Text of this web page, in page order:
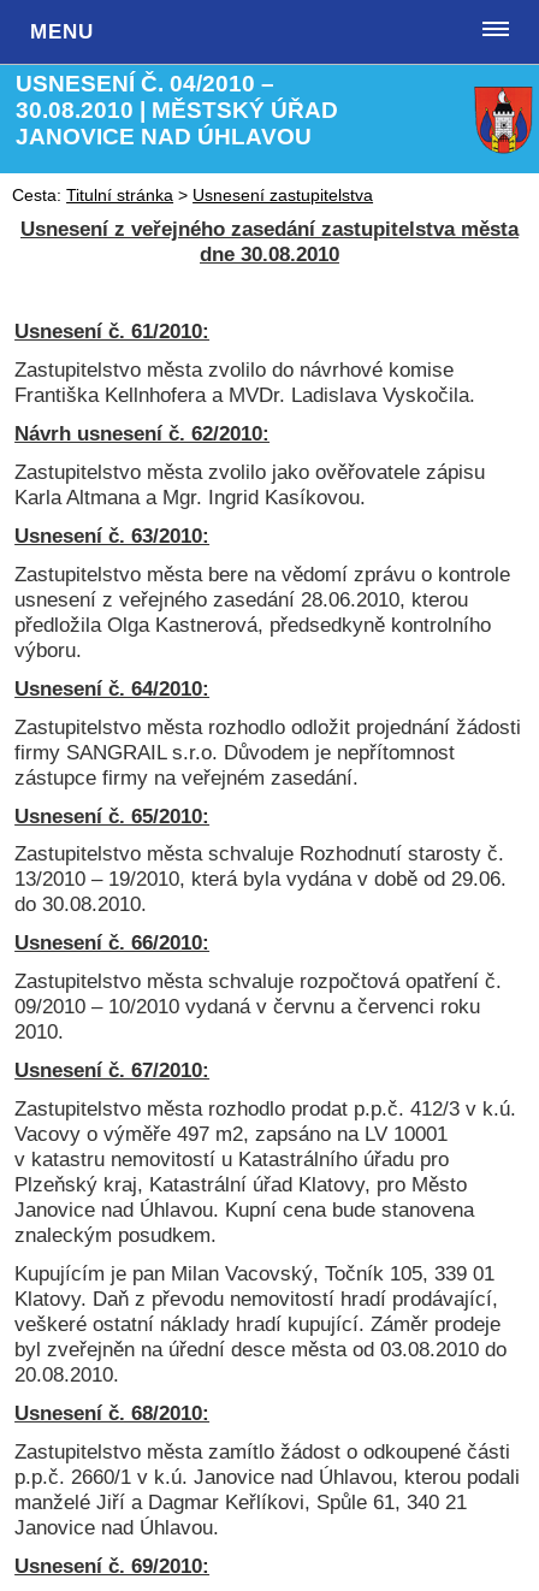
MENU
USNESENÍ Č. 04/2010 –
30.08.2010 | MĚSTSKÝ ÚŘAD
JANOVICE NAD ÚHLAVOU
Cesta: Titulní stránka > Usnesení zastupitelstva
Usnesení z veřejného zasedání zastupitelstva města
dne 30.08.2010
Usnesení č. 61/2010:
Zastupitelstvo města zvolilo do návrhové komise
Františka Kellnhofera a MVDr. Ladislava Vyskočila.
Návrh usnesení č. 62/2010:
Zastupitelstvo města zvolilo jako ověřovatele zápisu
Karla Altmana a Mgr. Ingrid Kasíkovou.
Usnesení č. 63/2010:
Zastupitelstvo města bere na vědomí zprávu o kontrole
usnesení z veřejného zasedání 28.06.2010, kterou
předložila Olga Kastnerová, předsedkyně kontrolního
výboru.
Usnesení č. 64/2010:
Zastupitelstvo města rozhodlo odložit projednání žádosti
firmy SANGRAIL s.r.o. Důvodem je nepřítomnost
zástupce firmy na veřejném zasedání.
Usnesení č. 65/2010:
Zastupitelstvo města schvaluje Rozhodnutí starosty č.
13/2010 – 19/2010, která byla vydána v době od 29.06.
do 30.08.2010.
Usnesení č. 66/2010:
Zastupitelstvo města schvaluje rozpočtová opatření č.
09/2010 – 10/2010 vydaná v červnu a červenci roku
2010.
Usnesení č. 67/2010:
Zastupitelstvo města rozhodlo prodat p.p.č. 412/3 v k.ú.
Vacovy o výměře 497 m2, zapsáno na LV 10001
v katastru nemovitostí u Katastrálního úřadu pro
Plzeňský kraj, Katastrální úřad Klatovy, pro Město
Janovice nad Úhlavou. Kupní cena bude stanovena
znaleckým posudkem.
Kupujícím je pan Milan Vacovský, Točník 105, 339 01
Klatovy. Daň z převodu nemovitostí hradí prodávající,
veškeré ostatní náklady hradí kupující. Záměr prodeje
byl zveřejněn na úřední desce města od 03.08.2010 do
20.08.2010.
Usnesení č. 68/2010:
Zastupitelstvo města zamítlo žádost o odkoupené části
p.p.č. 2660/1 v k.ú. Janovice nad Úhlavou, kterou podali
manželé Jiří a Dagmar Keřlíkovi, Spůle 61, 340 21
Janovice nad Úhlavou.
Usnesení č. 69/2010: